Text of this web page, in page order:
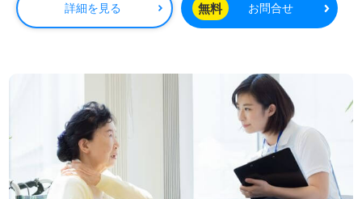
詳細を見る 無料 お問合せ